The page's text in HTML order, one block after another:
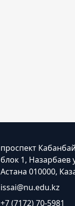
проспект
блок 1, Назарбаев
Астана 010000,
issai@nu.edu.kz
+7 (7172) 70-5981